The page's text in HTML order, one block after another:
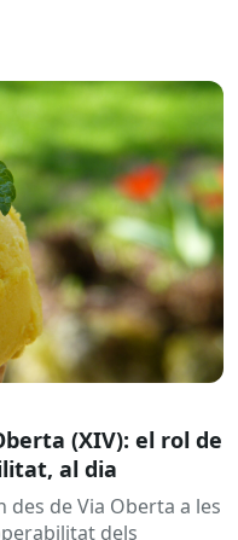
(XIV): el rol de
al dia
des de Via Oberta a les
dels